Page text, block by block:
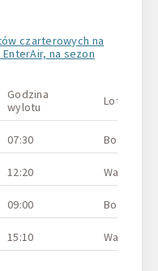
czarterowych na
na sezon
Godzina
wylotu
Lotnisko
07:30 Bodrum,
12:20
09:00 Bodrum,
15:10